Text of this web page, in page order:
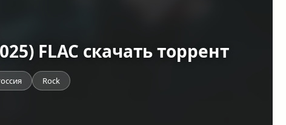
FLAC скачать торрент
Rock